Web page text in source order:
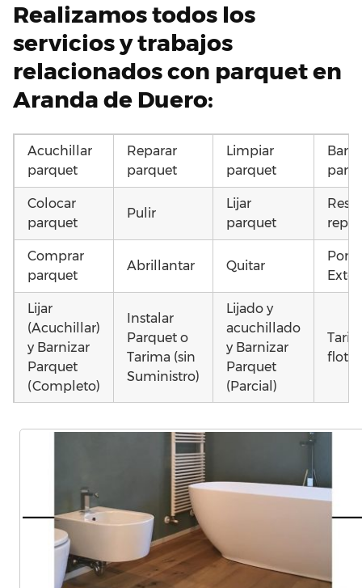
Realizamos todos los
servicios y trabajos
relacionados con parquet en
Aranda de Duero:
Acuchillar
parquet
Reparar
parquet
Limpiar
parquet
Colocar
parquet
Pulir
Lijar
parquet
Comprar
parquet
Abrillantar Quitar
Lijar
(Acuchillar)
y Barnizar
Parquet
(Completo)
Instalar
Parquet o
Tarima (sin
Suministro)
Lijado y
acuchillado
y Barnizar
Parquet
(Parcial)
Comercial
parquet o
Vivienda
(Completa)
Vivienda
(Parcial)